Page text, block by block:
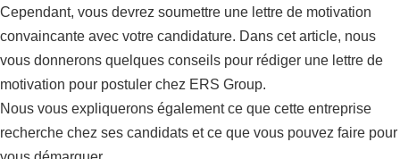
Cependant, vous devrez soumettre une lettre de motivation
convaincante avec votre candidature. Dans cet article, nous
vous donnerons quelques conseils pour rédiger une lettre de
motivation pour postuler chez ERS Group.
Nous vous expliquerons également ce que cette entreprise
recherche chez ses candidats et ce que vous pouvez faire pour